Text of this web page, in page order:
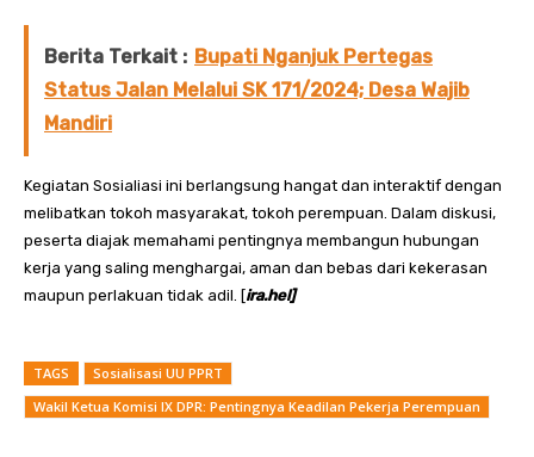
Berita Terkait : Bupati Nganjuk Pertegas
Status Jalan Melalui SK 171/2024; Desa Wajib
Mandiri
Kegiatan Sosialiasi ini berlangsung hangat dan interaktif dengan
melibatkan tokoh masyarakat, tokoh perempuan. Dalam diskusi,
peserta diajak memahami pentingnya membangun hubungan
kerja yang saling menghargai, aman dan bebas dari kekerasan
maupun perlakuan tidak adil. [ira.hel]
TAGS
Sosialisasi UU PPRT
Wakil Ketua Komisi IX DPR: Pentingnya Keadilan Pekerja Perempuan